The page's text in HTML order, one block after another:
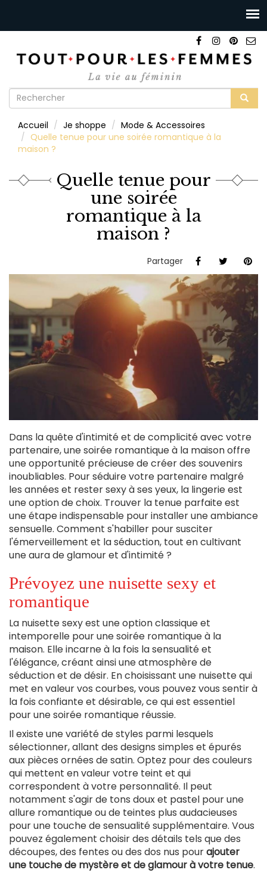
Formulaire
recherche
Accueil Je shoppe
Mode & Accessoires
Quelle tenue pour une soirée romantique à la
maison ?
Quelle tenue pour
une soirée
romantique à la
maison ?
Partager
Dans la quête d'intimité et de complicité avec votre
partenaire, une soirée romantique à la maison offre
une opportunité précieuse de créer des souvenirs
inoubliables. Pour séduire votre partenaire malgré
les années et rester sexy à ses yeux, la lingerie est
une option de choix. Trouver la tenue parfaite est
une étape indispensable pour installer une ambiance
sensuelle. Comment s'habiller pour susciter
l'émerveillement et la séduction, tout en cultivant
une aura de glamour et d'intimité ?
Prévoyez une nuisette sexy et
romantique
La nuisette sexy est une option classique et
intemporelle pour une soirée romantique à la
maison. Elle incarne à la fois la sensualité et
l'élégance, créant ainsi une atmosphère de
séduction et de désir. En choisissant une nuisette qui
met en valeur vos courbes, vous pouvez vous sentir à
la fois confiante et désirable, ce qui est essentiel
pour une soirée romantique réussie.
Il existe une variété de styles parmi lesquels
sélectionner, allant des designs simples et épurés
aux pièces ornées de satin. Optez pour des couleurs
qui mettent en valeur votre teint et qui
correspondent à votre personnalité. Il peut
notamment s'agir de tons doux et pastel pour une
allure romantique ou de teintes plus audacieuses
pour une touche de sensualité supplémentaire. Vous
pouvez également choisir des détails tels que des
découpes, des fentes ou des dos nus pourajouter
une touche de mystère et de glamour à votre tenue.